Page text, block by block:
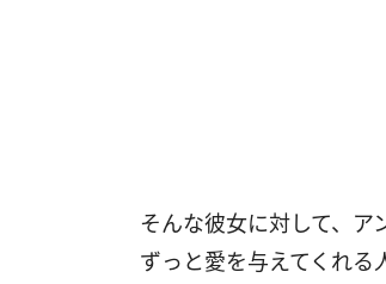
そんな彼女に対して、
ずっと愛を与えてくれ